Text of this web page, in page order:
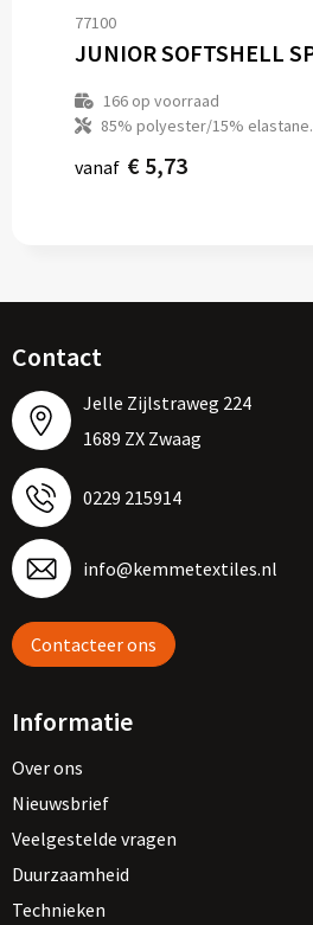
77100
166op voorraad
85% polyester/15% elastane.
vanaf € 5,73
Contact
Jelle Zijlstraweg 224
1689 ZX Zwaag
0229 215914
info@kemmetextiles.nl
Contacteer ons
Informatie
Over ons
Nieuwsbrief
Veelgestelde vragen
Duurzaamheid
Technieken